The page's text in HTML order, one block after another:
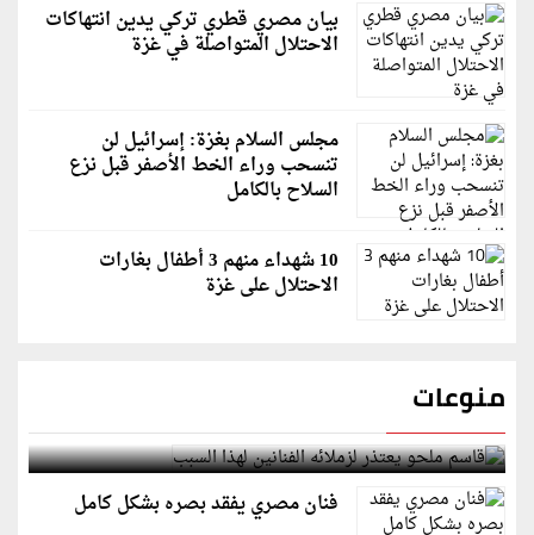
بيان مصري قطري تركي يدين انتهاكات
الاحتلال المتواصلة في غزة
مجلس السلام بغزة: إسرائيل لن
تنسحب وراء الخط الأصفر قبل نزع
السلاح بالكامل
10 شهداء منهم 3 أطفال بغارات
الاحتلال على غزة
منوعات
قاسم ملحو يعتذر لزملائه الفنانين لهذا السبب
فنان مصري يفقد بصره بشكل كامل